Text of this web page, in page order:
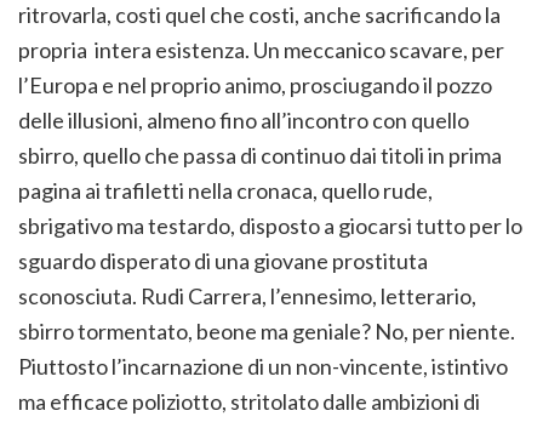
ritrovarla, costi quel che costi, anche sacrificando la
propria intera esistenza. Un meccanico scavare, per
l’Europa e nel proprio animo, prosciugando il pozzo
delle illusioni, almeno fino all’incontro con quello
sbirro, quello che passa di continuo dai titoli in prima
pagina ai trafiletti nella cronaca, quello rude,
sbrigativo ma testardo, disposto a giocarsi tutto per lo
sguardo disperato di una giovane prostituta
sconosciuta. Rudi Carrera, l’ennesimo, letterario,
sbirro tormentato, beone ma geniale? No, per niente.
Piuttosto l’incarnazione di un non-vincente, istintivo
ma efficace poliziotto, stritolato dalle ambizioni di